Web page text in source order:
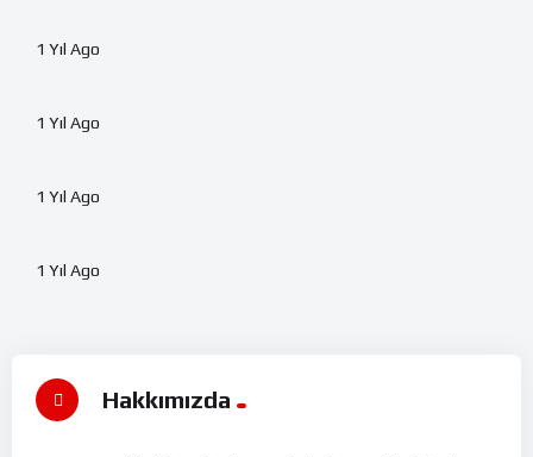
#5
1 Yıl Ago
#9
Müslümanın Sesi
1 Yıl Ago
#3
Mercek
1 Yıl Ago
#1
Canlı Yayın
1 Yıl Ago
Hakkımızda